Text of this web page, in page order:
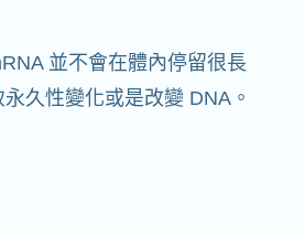
並不會在體內停留很長
久性變化或是改變 DNA。